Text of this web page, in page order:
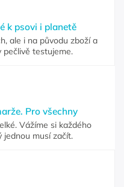
k psovi i planetě
ale i na původu zboží a
pečlivě testujeme.
Pro všechny
Vážíme si každého
jednou musí začít.